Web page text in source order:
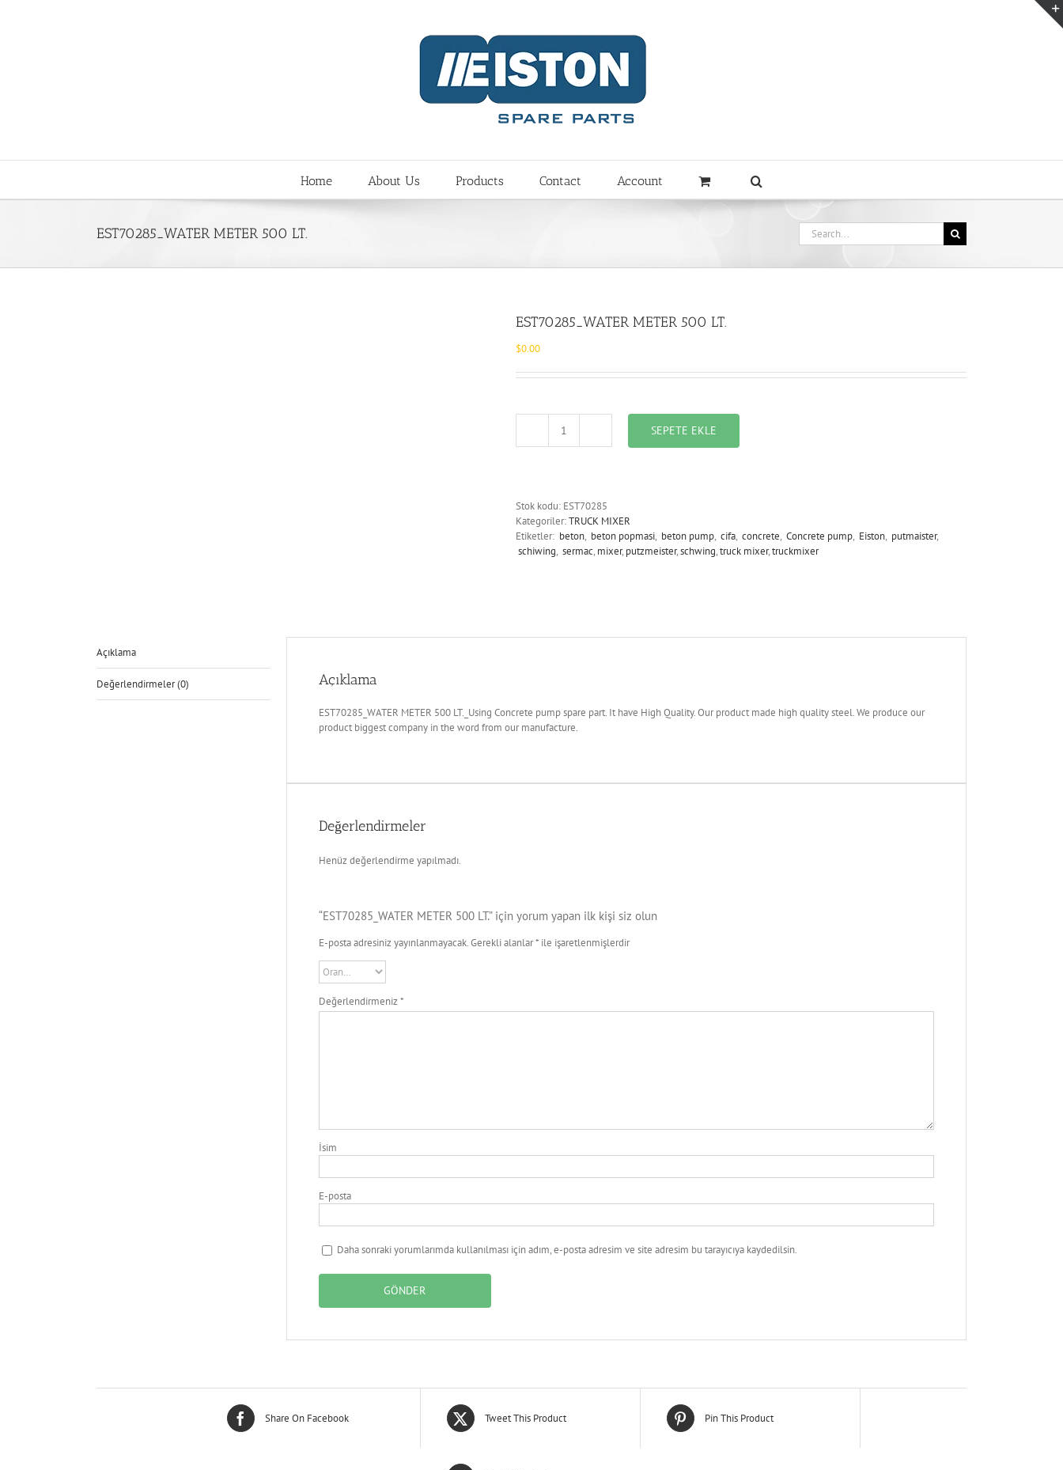
Home About Us Products Contact Account
EST70285_WATER METER 500 LT.
Search
for:
EST70285_WATER METER 500 LT.
$0.00
EST70285_WATER
SEPETE EKLE
Stok kodu: EST70285
Kategoriler:TRUCK MIXER
Etiketler: beton, beton popmasi, beton pump, cifa, concrete, Concrete pump, Eiston, putmaister,
schiwing, sermac, mixer, putzmeister,schwing,truck mixer,truckmixer
Açıklama
Değerlendirmeler (0) Açıklama
EST70285_WATER METER 500 LT._Using Concrete pump spare part. It have High Quality. Our product made high quality steel. We produce our
product biggest company in the word from our manufacture.
Değerlendirmeler
Henüz değerlendirme yapılmadı.
“EST70285_WATER METER 500 LT.” için yorum yapan ilk kişi siz olun
E-posta adresiniz yayınlanmayacak.Gerekli alanlar* ile işaretlenmişlerdir
Değerlendirmeniz*
İsim
E-posta
Daha sonraki yorumlarımda kullanılması için adım, e-posta adresim ve site adresim bu tarayıcıya kaydedilsin.
Share On Facebook Tweet This Product Pin This Product